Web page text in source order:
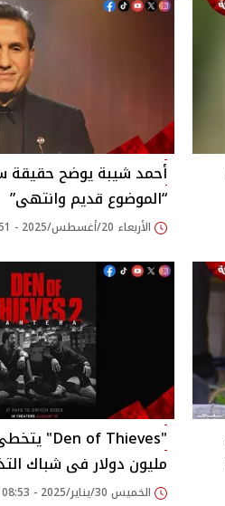
أحمد شيبة يوضح حقيقة
“الموضوع قديم وانتهى”‎
الأربعاء 20/أغسطس/2025 - 11:51 م
مليون دولار فى شباك
الخميس 30/يناير/2025 - 08:53 ص